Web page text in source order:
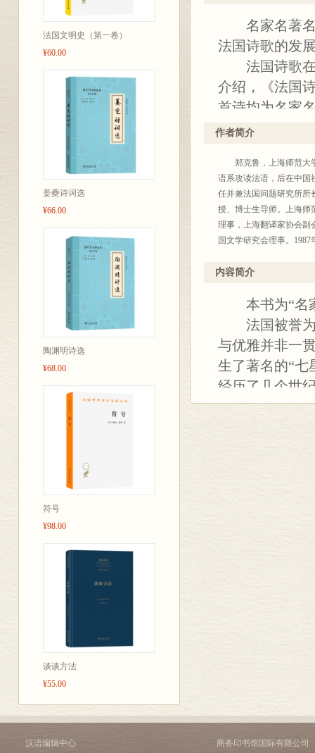
法国文明史（第一卷）
¥60.00
姜夔诗词选
¥66.00
陶渊明诗选
¥68.00
符号
¥98.00
谈谈方法
¥55.00
名家名著名
法国诗歌的发
法国诗歌
介绍，《法国
首诗均为名家
还是讽刺诗、
作者简介
郑克鲁，上海师范大学
语系攻读法语，后在中国
任并兼法国问题研究所所
授、博士生导师。上海师
理事，上海翻译家协会副
国文学研究会理事。
《现代法国小说史》、
仲马著)、《基度山恩仇
文学作品提要》、《法
短篇小说精选序》获上
成果一等奖。
内容简介
本书为“名家
法国被誉为
与优雅并非一
生了著名的“
经历了几个世
流派此起彼伏
汉语编辑中心 商务印书馆国际有限公司